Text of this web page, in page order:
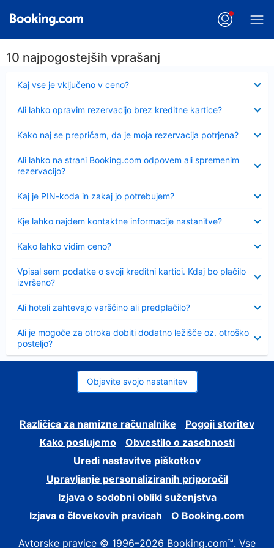
10 najpogostejših vprašanj
Kaj vse je vključeno v ceno?
Ali lahko opravim rezervacijo brez kreditne kartice?
Kako naj se prepričam, da je moja rezervacija potrjena?
Ali lahko na strani Booking.com odpovem ali spremenim
rezervacijo?
Kaj je PIN-koda in zakaj jo potrebujem?
Kje lahko najdem kontaktne informacije nastanitve?
Kako lahko vidim ceno?
Vpisal sem podatke o svoji kreditni kartici. Kdaj bo plačilo
izvršeno?
Ali hoteli zahtevajo varščino ali predplačilo?
Ali je mogoče za otroka dobiti dodatno ležišče oz. otroško
posteljo?
Objavite svojo nastanitev
Različica za namizne računalnike
Pogoji storitev
Kako poslujemo
Obvestilo o zasebnosti
Uredi nastavitve piškotkov
Upravljanje personaliziranih priporočil
Izjava o sodobni obliki suženjstva
Izjava o človekovih pravicah
O Booking.com
Avtorske pravice © 1996–2026 Booking.com™. Vse